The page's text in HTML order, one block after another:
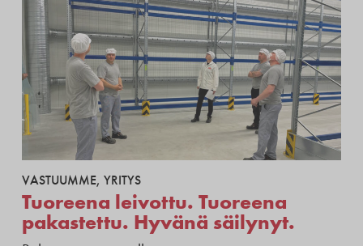
VASTUUMME, YRITYS
Tuoreena leivottu. Tuoreena
pakastettu. Hyvänä säilynyt.